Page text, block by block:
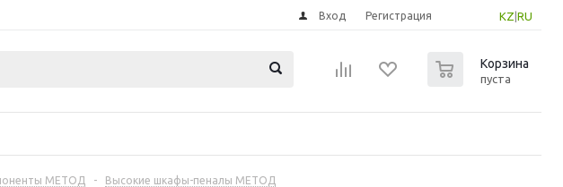
KZ RU
Вход Регистрация
Корзина
пуста
МЕТОД - Высокие шкафы-пеналы МЕТОД